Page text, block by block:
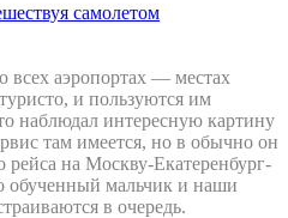
самолетом
всех аэропортах — местах
и пользуются им
наблюдал интересную картину
там имеется, но в обычно он
рейса на Москву-Екатеренбург-
обученный мальчик и наши
в очередь.